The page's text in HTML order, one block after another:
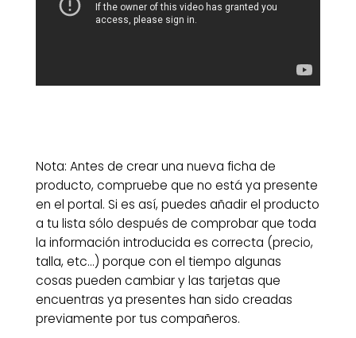
Nota: Antes de crear una nueva ficha de
producto, compruebe que no está ya presente
en el portal. Si es así, puedes añadir el producto
a tu lista sólo después de comprobar que toda
la información introducida es correcta (precio,
talla, etc…) porque con el tiempo algunas
cosas pueden cambiar y las tarjetas que
encuentras ya presentes han sido creadas
previamente por tus compañeros.